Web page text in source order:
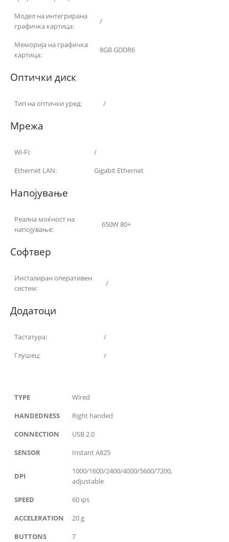
Модел на интегрирана
графичка картица:
/
Меморија на графичка
картица:
8GB GDDR6
Оптички диск
Тип на оптички уред: /
Мрежа
Wi-Fi:
/
Ethernet LAN:
Gigabit Ethernet
Напојување
Реална моќност на
напојување:
650W 80+
Софтвер
Инсталиран оперативен
систем:
/
Додатоци
Тастатура:
/
Глушец:
/
TYPE
Wired
HANDEDNESS
Right handed
CONNECTION
USB 2.0
SENSOR
Instant A825
DPI
1000/1600/2400/4000/5600/7200,
adjustable
SPEED
60 ips
ACCELERATION
20 g
BUTTONS
7